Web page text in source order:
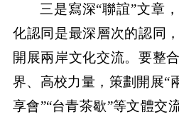
三是寫深“聯誼”文章
化認同是最深層次的認同
開展兩岸文化交流。要整
界、高校力量，策劃開展“
享會”“台青茶歇”等文體交